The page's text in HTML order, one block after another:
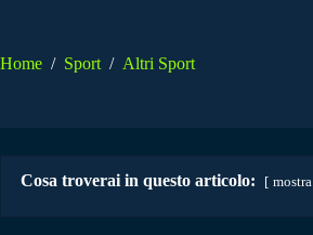
Home / Sport / Altri Sport
Cosa troverai in questo articolo: mostra